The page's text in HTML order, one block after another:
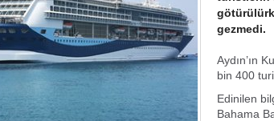
gezmedi.
Aydın’ın
bin 400
Edinilen
Bahama